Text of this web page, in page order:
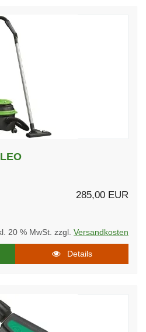
285,00 EUR
20 % MwSt. zzgl. Versandkosten
Details